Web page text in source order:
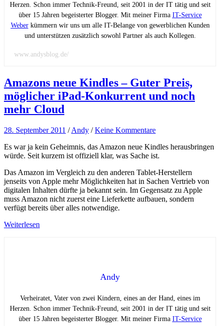
Herzen. Schon immer Technik-Freund, seit 2001 in der IT tätig und seit
über 15 Jahren begeisterter Blogger. Mit meiner Firma IT-Service
Weberkümmern wir uns um alle IT-Belange von gewerblichen Kunden
und unterstützen zusätzlich sowohl Partner als auch Kollegen.
www.andysblog.de/
Amazons neue Kindles – Guter Preis,
möglicher iPad-Konkurrent und noch
mehr Cloud
28. September 2011 /Andy /Keine Kommentare
Es war ja kein Geheimnis, das Amazon neue Kindles herausbringen
würde. Seit kurzem ist offiziell klar, was Sache ist.
Das Amazon im Vergleich zu den anderen Tablet-Herstellern
jenseits von Apple mehr Möglichkeiten hat in Sachen Vertrieb von
digitalen Inhalten dürfte ja bekannt sein. Im Gegensatz zu Apple
muss Amazon nicht zuerst eine Lieferkette aufbauen, sondern
verfügt bereits über alles notwendige.
Weiterlesen
Andy
Verheiratet, Vater von zwei Kindern, eines an der Hand, eines im
Herzen. Schon immer Technik-Freund, seit 2001 in der IT tätig und seit
über 15 Jahren begeisterter Blogger. Mit meiner Firma IT-Service